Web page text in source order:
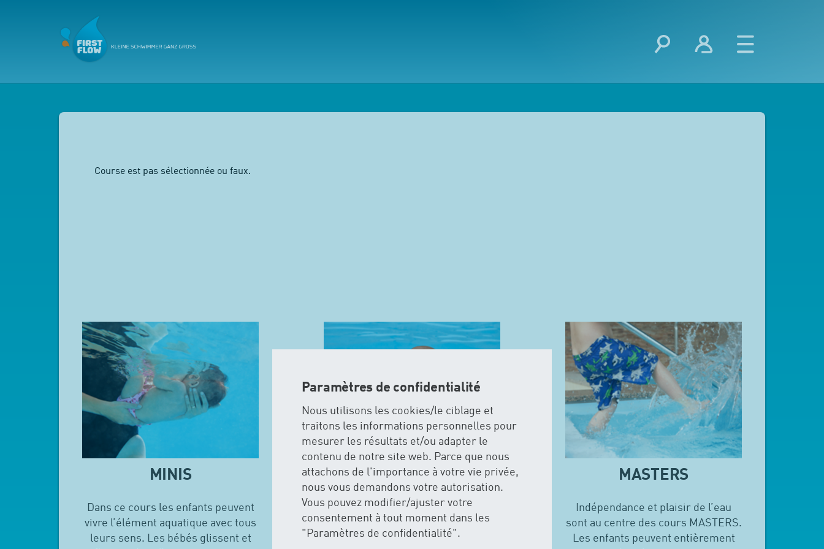
Paramètres de confidentialité
Nous utilisons les cookies/le ciblage et
traitons les informations personnelles pour
mesurer les résultats et/ou adapter le
contenu de notre site web. Parce que nous
attachons de l'importance à votre vie privée,
nous vous demandons votre autorisation.
Vous pouvez modifier/ajuster votre
consentement à tout moment dans les
"Paramètres de confidentialité".
Course est pas sélectionnée ou faux.
MINIS
Dans ce cours les enfants peuvent
vivre l’élément aquatique avec tous
leurs sens. Les bébés glissent et
MAXIS
La sécurité et le plaisir de l’eau
figurent le premier plan pour les
cours MAXIS. Les enfants
MASTERS
Indépendance et plaisir de l’eau
sont au centre des cours MASTERS.
Les enfants peuvent entièrement